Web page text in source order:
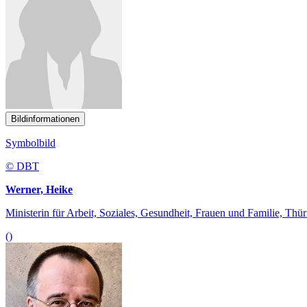
Bildinformationen
Symbolbild
© DBT
Werner, Heike
Ministerin für Arbeit, Soziales, Gesundheit, Frauen und Familie,
()